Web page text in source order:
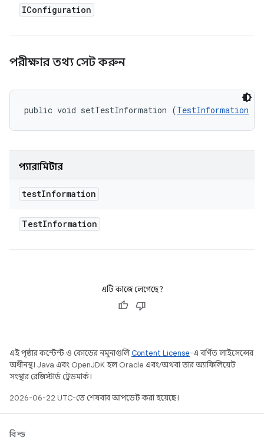
IConfiguration
পরীক্ষার তথ্য সেট করুন
public void setTestInformation (TestInformation
প্যারামিটার
testInformation
TestInformation
এটি কাজে লেগেছে?
এই পৃষ্ঠার কন্টেন্ট ও কোডের নমুনাগুলিContent License-এ বর্ণিত লাইসেন্সের
অধীনস্থ। Java এবং OpenJDK হল Oracle এবং/অথবা তার অ্যাফিলিয়েট
সংস্থার রেজিস্টার্ড ট্রেডমার্ক।
2026-06-22 UTC-তে শেষবার আপডেট করা হয়েছে।
বিল্ড